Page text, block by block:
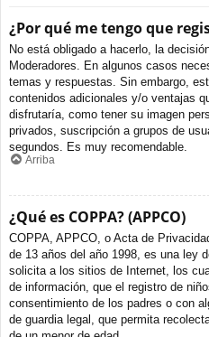
¿Por qué me tengo que
No está obligado a hacerlo, la
Moderadores. En algunos casos
temas y respuestas. Sin embargo,
contenidos adicionales y/o ventajas
disfrutaría, como tener su imagen
privados, suscripción a grupos de
segundos. Es muy recomendable.
Arriba
¿Qué es COPPA? (APPCO)
COPPA, APPCO, o Acta de
de 13 años del año 1998, es una ley
solicita a los sitios de Internet, los
de información, que el registro de
consentimiento de los padres o con
de guardia legal, que permita